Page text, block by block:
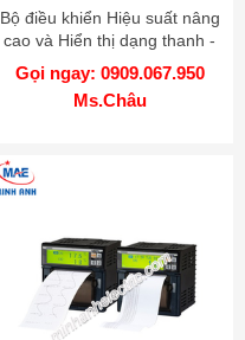
Bộ điều khiển Hiệu suất nâng
cao và Hiển thị dạng thanh -
Model KPN
Gọi ngay: 0909.067.950
Ms.Châu